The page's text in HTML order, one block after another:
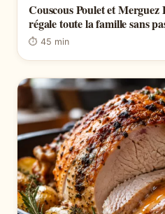
Couscous Poulet et Merguez
régale toute la famille sans
⏱ 45 min